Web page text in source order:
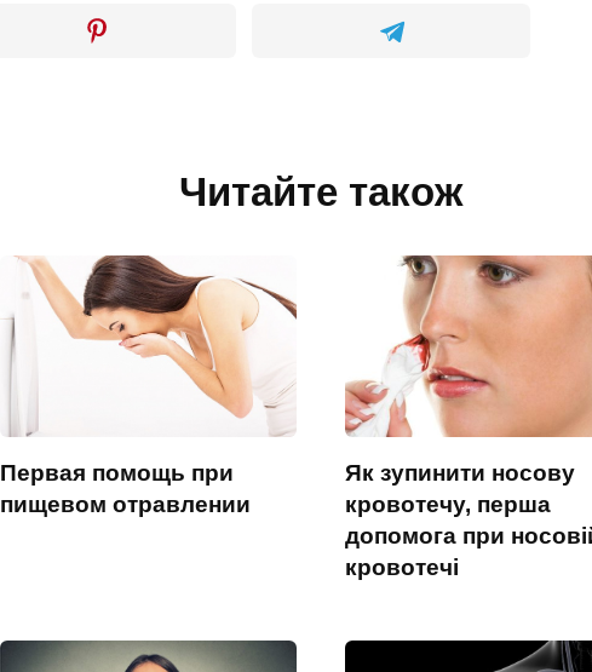
Читайте також
Первая помощь при
пищевом отравлении
Як зупинити носову
кровотечу, перша
допомога при
кровотечі